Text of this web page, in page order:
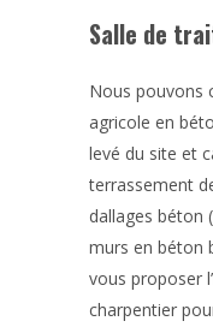
Salle de
Nous pouvons
agricole en
levé du site et
terrassement
dallages béton
murs en béton
vous proposer
charpentier